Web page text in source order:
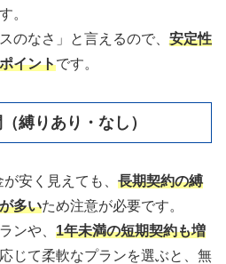
。
のなさ」と言えるので、 安定性
イントです。
縛りあり・なし）
安く見えても、 長期契約の縛
多いため注意が必要です。
ンや、 1年未満の短期契約も増
じて柔軟なプランを選ぶと、無